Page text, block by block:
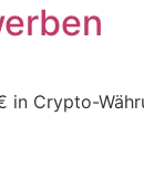
Crypto-